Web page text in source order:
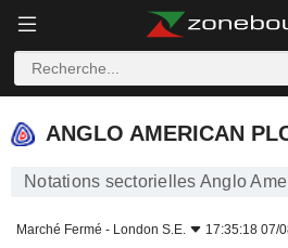
ANGLO AMERICAN PLC
ANGLO AMERICAN
Notations sectorielles Anglo
Marché Fermé - London S.E. 17:35:18 07/